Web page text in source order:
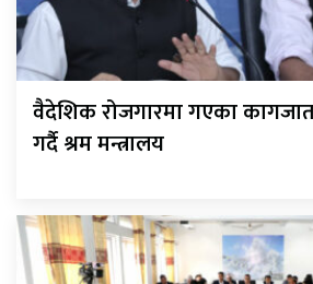
वैदेशिक रोजगारमा गएका
गर्दै श्रम मन्त्रालय